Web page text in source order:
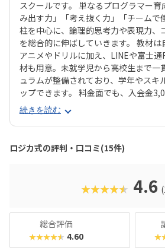
スクールです。 単なるプログラマー
み出す力」「考え抜く力」「チームで
柱を中心に、論理的思考力や表現力、
を総合的に伸ばしていきます。 教材
アニメやドリルに加え、LINEや富士通
材も用意。未就学児から高校生まで一
ュラムが整備されており、学年やスキ
ップできます。 料金面でも、入会金
たり1,800円とリーズナブル。年間で比
より大幅に低コストで学べるのが大き
「全国選抜小学生プログラミング大会
ど、チャレンジの場も多数。 プログラ
前での発表や課題解決に取り組む経験
続きを読む
ロジカ式の評判・口コミ(15件)
★★★★★ 4.6
総合評価
★★★★★ 4.60